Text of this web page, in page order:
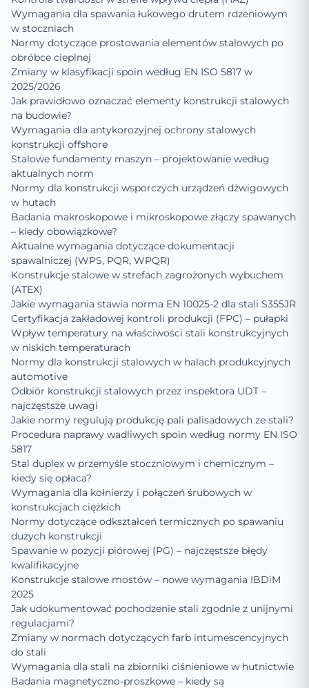
Wymagania dla spawania łukowego drutem rdzeniowym
w stoczniach
Normy dotyczące prostowania elementów stalowych po
obróbce cieplnej
Zmiany w klasyfikacji spoin według EN ISO 5817 w
2025/2026
Jak prawidłowo oznaczać elementy konstrukcji stalowych
na budowie?
Wymagania dla antykorozyjnej ochrony stalowych
konstrukcji offshore
Stalowe fundamenty maszyn – projektowanie według
aktualnych norm
Normy dla konstrukcji wsporczych urządzeń dźwigowych
w hutach
Badania makroskopowe i mikroskopowe złączy spawanych
– kiedy obowiązkowe?
Aktualne wymagania dotyczące dokumentacji
spawalniczej (WPS, PQR, WPQR)
Konstrukcje stalowe w strefach zagrożonych wybuchem
(ATEX)
Jakie wymagania stawia norma EN 10025-2 dla stali S355JR
Certyfikacja zakładowej kontroli produkcji (FPC) – pułapki
Wpływ temperatury na właściwości stali konstrukcyjnych
w niskich temperaturach
Normy dla konstrukcji stalowych w halach produkcyjnych
automotive
Odbiór konstrukcji stalowych przez inspektora UDT –
najczęstsze uwagi
Jakie normy regulują produkcję pali palisadowych ze stali?
Procedura naprawy wadliwych spoin według normy EN ISO
5817
Stal duplex w przemyśle stoczniowym i chemicznym –
kiedy się opłaca?
Wymagania dla kołnierzy i połączeń śrubowych w
konstrukcjach ciężkich
Normy dotyczące odkształceń termicznych po spawaniu
dużych konstrukcji
Spawanie w pozycji piórowej (PG) – najczęstsze błędy
kwalifikacyjne
Konstrukcje stalowe mostów – nowe wymagania IBDiM
2025
Jak udokumentować pochodzenie stali zgodnie z unijnymi
regulacjami?
Zmiany w normach dotyczących farb intumescencyjnych
do stali
Wymagania dla stali na zbiorniki ciśnieniowe w hutnictwie
Badania magnetyczno-proszkowe – kiedy są